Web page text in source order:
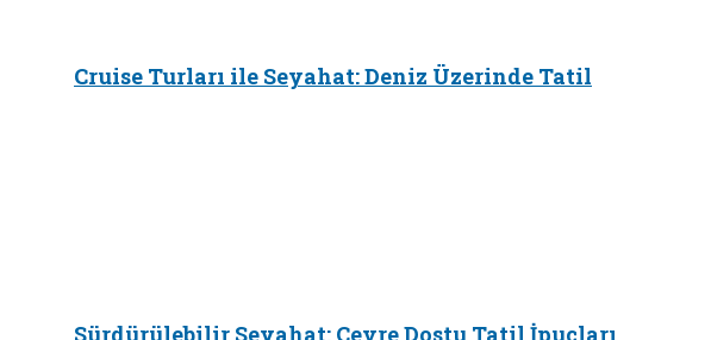
Cruise Turları ile Seyahat: Deniz Üzerinde Tatil
Sürdürülebilir Seyahat: Çevre Dostu Tatil İpuçları